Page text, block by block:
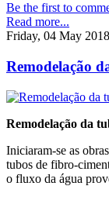
Be the first to
Read more...
Friday, 04 May
Remodelação
Remodelação da
Iniciaram-se as
tubos de fibro-
o fluxo da água